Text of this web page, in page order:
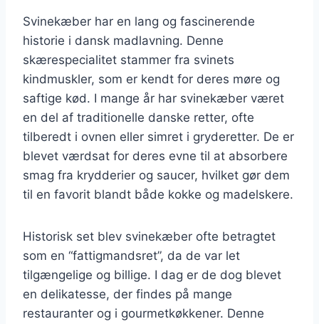
Svinekæber har en lang og fascinerende
historie i dansk madlavning. Denne
skærespecialitet stammer fra svinets
kindmuskler, som er kendt for deres møre og
saftige kød. I mange år har svinekæber været
en del af traditionelle danske retter, ofte
tilberedt i ovnen eller simret i gryderetter. De er
blevet værdsat for deres evne til at absorbere
smag fra krydderier og saucer, hvilket gør dem
til en favorit blandt både kokke og madelskere.
Historisk set blev svinekæber ofte betragtet
som en “fattigmandsret”, da de var let
tilgængelige og billige. I dag er de dog blevet
en delikatesse, der findes på mange
restauranter og i gourmetkøkkener. Denne